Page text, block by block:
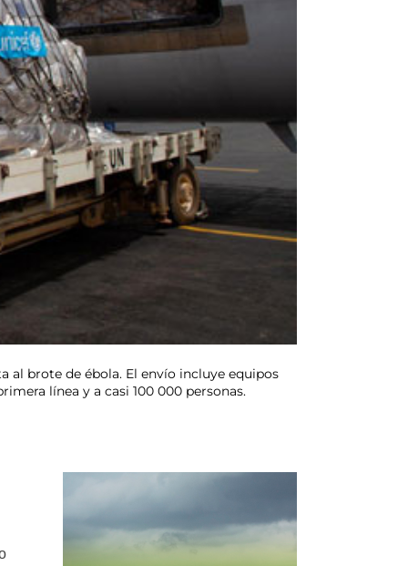
al brote de ébola. El envío incluye equipos
línea y a casi 100 000 personas.